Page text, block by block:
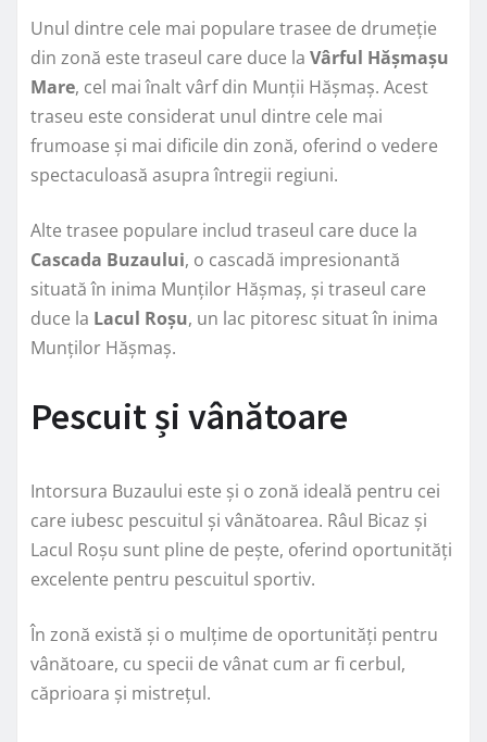
Unul dintre cele mai populare trasee de drumeție
din zonă este traseul care duce la Vârful Hășmașu
Mare, cel mai înalt vârf din Munții Hășmaș. Acest
traseu este considerat unul dintre cele mai
frumoase și mai dificile din zonă, oferind o vedere
spectaculoasă asupra întregii regiuni.
Alte trasee populare includ traseul care duce la
Cascada Buzaului, o cascadă impresionantă
situată în inima Munților Hășmaș, și traseul care
duce la Lacul Roșu, un lac pitoresc situat în inima
Munților Hășmaș.
Pescuit și vânătoare
Intorsura Buzaului este și o zonă ideală pentru cei
care iubesc pescuitul și vânătoarea. Râul Bicaz și
Lacul Roșu sunt pline de pește, oferind oportunități
excelente pentru pescuitul sportiv.
În zonă există și o mulțime de oportunități pentru
vânătoare, cu specii de vânat cum ar fi cerbul,
căprioara și mistrețul.